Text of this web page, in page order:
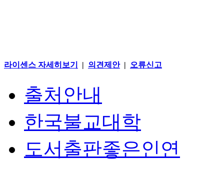
라이센스 자세히보기 | 의견제안| 오류신고
출처안내
한국불교대학
도서출판좋은인연